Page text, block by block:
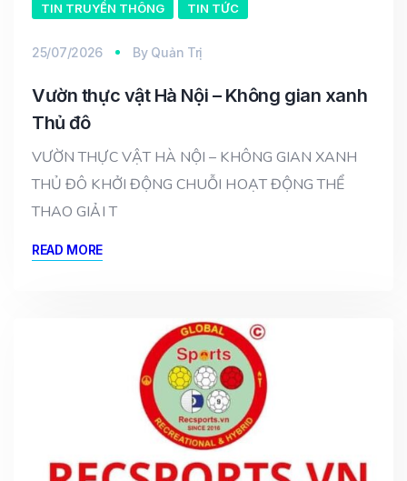
TIN TRUYỀN THÔNG
TIN TỨC
25/07/2026 By Quản Trị
Vườn thực vật Hà Nội – Không gian xanh
Thủ đô
VƯỜN THỰC VẬT HÀ NỘI – KHÔNG GIAN XANH
THỦ ĐÔ KHỞI ĐỘNG CHUỖI HOẠT ĐỘNG THỂ
THAO GIẢI T
READ MORE